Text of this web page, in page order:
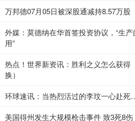
万邦德07月05日被深股通减持8.57万股
外媒：莫德纳在华首签投资协议，“生
用”
热点！世界新资讯：胜利之义怎么获得
换）
环球速讯：当热烈活过的李玟一心赴死
美国得州发生大规模枪击事件 致3死8